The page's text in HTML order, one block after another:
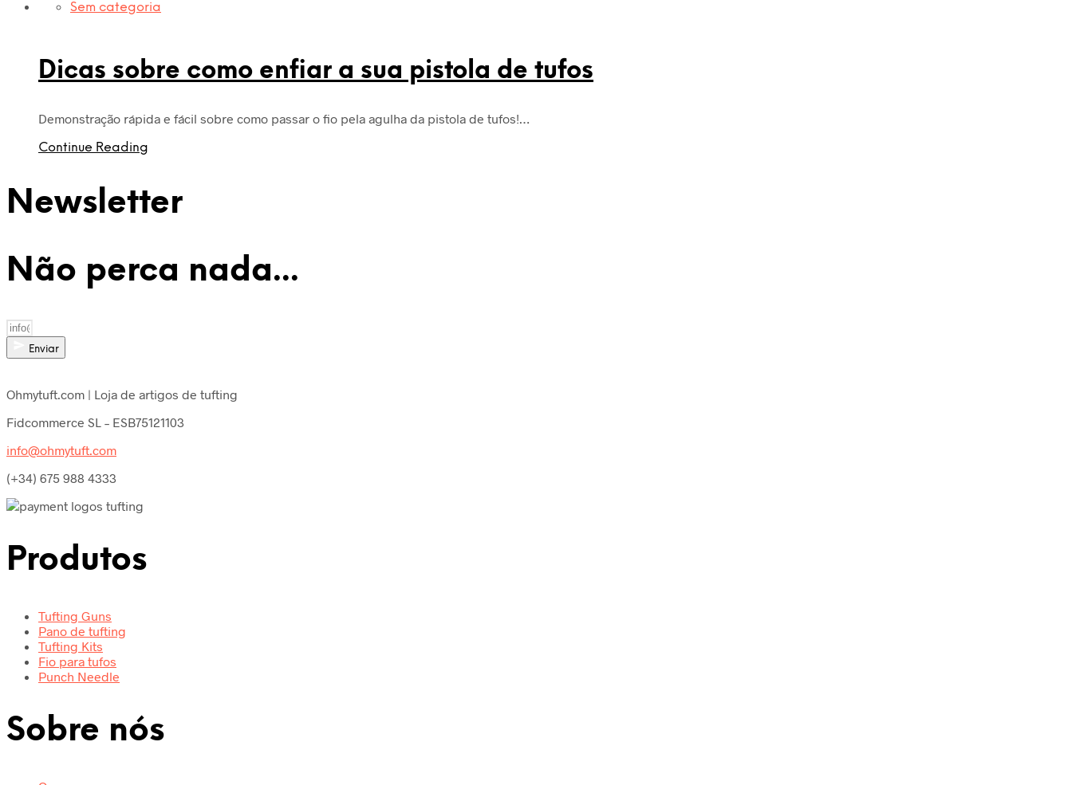
Sem categoria
Dicas sobre como enfiar a sua pistola de tufos
Demonstração rápida e fácil sobre como passar o fio pela agulha da pistola de tufos!…
Continue Reading
Newsletter
Não perca nada...
Enviar
Ohmytuft.com | Loja de artigos de tufting
Fidcommerce SL – ESB75121103
info@ohmytuft.com
(+34) 675 988 4333
Produtos
Tufting Guns
Pano de tufting
Tufting Kits
Fio para tufos
Punch Needle
Sobre nós